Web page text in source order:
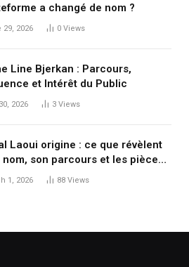
a changé de nom ?
29, 2026 0 Views
Line Bjerkan : Parcours,
et Intérêt du Public
2026 3 Views
Laoui origine : ce que révèlent
nom, son parcours et les pièces
public
1, 2026 88 Views